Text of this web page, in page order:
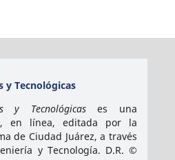
y Tecnológicas
y Tecnológicases una
en línea, editada por la
de Ciudad Juárez, a través
y Tecnología. D.R. ©